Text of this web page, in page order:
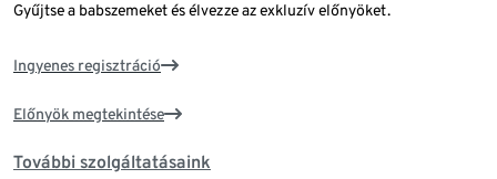
Gyűjtse a babszemeket és élvezze az exkluzív előnyöket.
Ingyenes regisztráció
Előnyök megtekintése
További szolgáltatásaink